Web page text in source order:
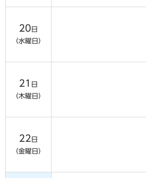
20 日
（水曜日）
21
日
（木曜日）
22 日
（金曜日）